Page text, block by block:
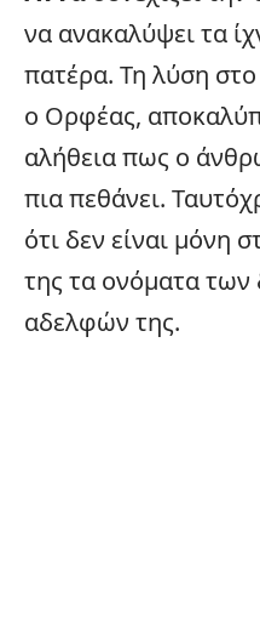
να ανακαλύψει τα
πατέρα. Τη λύση στο
ο Ορφέας,
αλήθεια πως ο
πια πεθάνει.
ότι δεν είναι μόνη
της τα ονόματα
αδελφών της.